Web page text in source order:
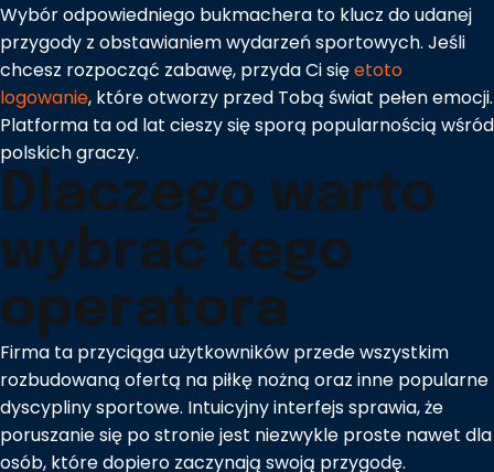
Wybór odpowiedniego bukmachera to klucz do udanej
przygody z obstawianiem wydarzeń sportowych. Jeśli
chcesz rozpocząć zabawę, przyda Ci sięetoto
logowanie, które otworzy przed Tobą świat pełen emocji.
Platforma ta od lat cieszy się sporą popularnością wśród
polskich graczy.
Dlaczego warto
wybrać tego
operatora
Firma ta przyciąga użytkowników przede wszystkim
rozbudowaną ofertą na piłkę nożną oraz inne popularne
dyscypliny sportowe. Intuicyjny interfejs sprawia, że
poruszanie się po stronie jest niezwykle proste nawet dla
osób, które dopiero zaczynają swoją przygodę.